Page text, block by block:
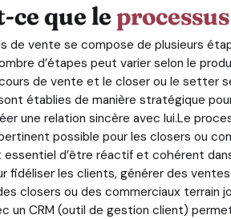
ce que le
de vente se compose de plusieurs
d’étapes peut varier selon le
de vente et le closer ou le setter
établies de manière stratégique
une relation sincère avec lui.Le
possible pour les closers ou
essentiel d’être réactif et cohérent
fidéliser les clients, générer des
closers ou des commerciaux terrain
un CRM (outil de gestion client)